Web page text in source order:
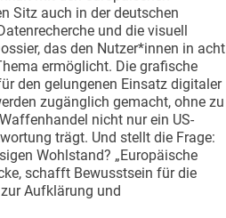
Sitz auch in der deutschen
und die visuell
das den Nutzer*innen in acht
ermöglicht. Die grafische
den gelungenen Einsatz digitaler
zugänglich gemacht, ohne zu
nicht nur ein US-
trägt. Und stellt die Frage:
Wohlstand? „Europäische
schafft Bewusstsein für die
Aufklärung und